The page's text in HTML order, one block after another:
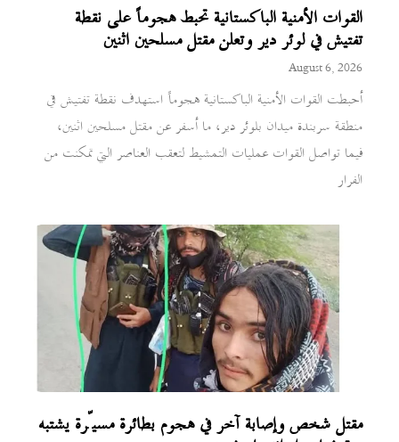
القوات الأمنية الباكستانية تحبط هجوماً على نقطة
تفتيش في لوئر دير وتعلن مقتل مسلحين اثنين
August 6, 2026
أحبطت القوات الأمنية الباكستانية هجوماً استهدف نقطة تفتيش في
منطقة سربندة ميدان بلوئر دير، ما أسفر عن مقتل مسلحين اثنين،
فيما تواصل القوات عمليات التمشيط لتعقب العناصر التي تمكنت من
الفرار
مقتل شخص وإصابة آخر في هجوم بطائرة مسيّرة يشتبه